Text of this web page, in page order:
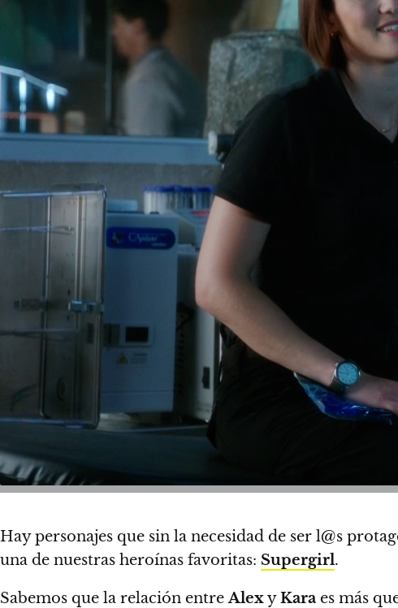
Hay personajes que sin la necesidad de ser l@s
una de nuestras heroínas favoritas: Supergirl.
Sabemos que la relación entreAlexyKara es más